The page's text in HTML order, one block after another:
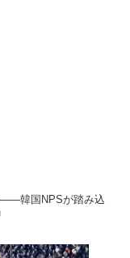
韓国NPSが踏み込